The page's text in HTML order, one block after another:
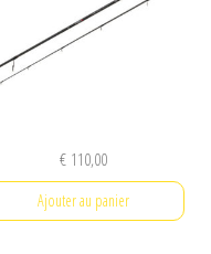
€ 110,00
Ajouter au panier